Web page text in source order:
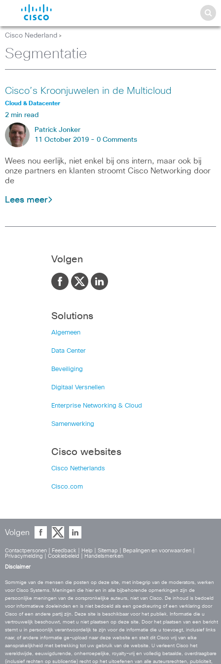
Cisco Nederland >
Segmentatie
Cisco’s Kroonjuwelen in de Multicloud
Cloud & Datacenter
2 min read
Patrick Jonker
11 October 2019 - 0 Comments
Wees nou eerlijk, niet enkel bij ons intern, maar ook bij
onze partners en klanten stroomt Cisco Networking door
de
Lees meer
Volgen
Solutions
Algemeen
Data Center
Beveiliging
Digitaal Versnellen
Enterprise Networking & Cloud
Samenwerking
Cisco websites
Cisco Netherlands
Cisco.com
Volgen
Contactpersonen Feedback Help Sitemap Bepalingen en voorwaarden
Privacymelding
Cookiebeleid
Handelsmerken
Disclaimer
Sommige van de mensen die posten op deze site, met inbegrip van de moderators, werken
voor Cisco Systems. Meningen die hier en in alle bijbehorende opmerkingen zijn de
persoonlijke meningen van de oorspronkelijke auteurs, niet van Cisco. De inhoud is bedoeld
voor informatieve doeleinden en is niet bedoeld als een goedkeuring of een verklaring door
Cisco of een andere partij zijn. Deze site is beschikbaar voor het publiek. Informatie die u
vertrouwelijk beschouwt, moet u niet plaatsen op deze site. Door het plaatsen van een bericht
stemt u in persoonlijk verantwoordelijk te zijn voor de informatie die u toevoegt, inclusief links
naar, of andere informatie ge-upload naar deze website en stelt dit Cisco vrij van elke
aansprakelijkheid met betrekking tot uw gebruik van de website. U verleent Cisco het
wereldwijde, eeuwigdurende, onherroepelijke, royalty-vrij en volledig betaalde, overdraagbare
(inclusief rechten op sublicentie) recht op het uitoefenen van alle auteursrechten, publiciteit,